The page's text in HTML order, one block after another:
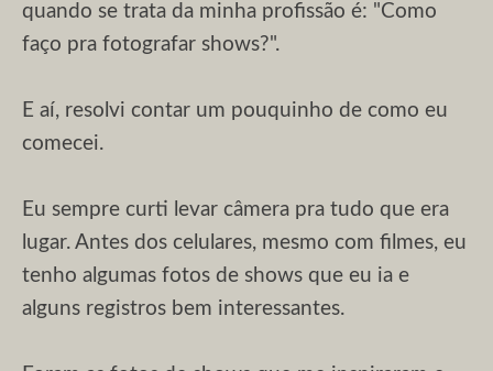
quando se trata da minha profissão é: "Como
faço pra fotografar shows?".
E aí, resolvi contar um pouquinho de como eu
comecei.
Eu sempre curti levar câmera pra tudo que era
lugar. Antes dos celulares, mesmo com filmes, eu
tenho algumas fotos de shows que eu ia e
alguns registros bem interessantes.